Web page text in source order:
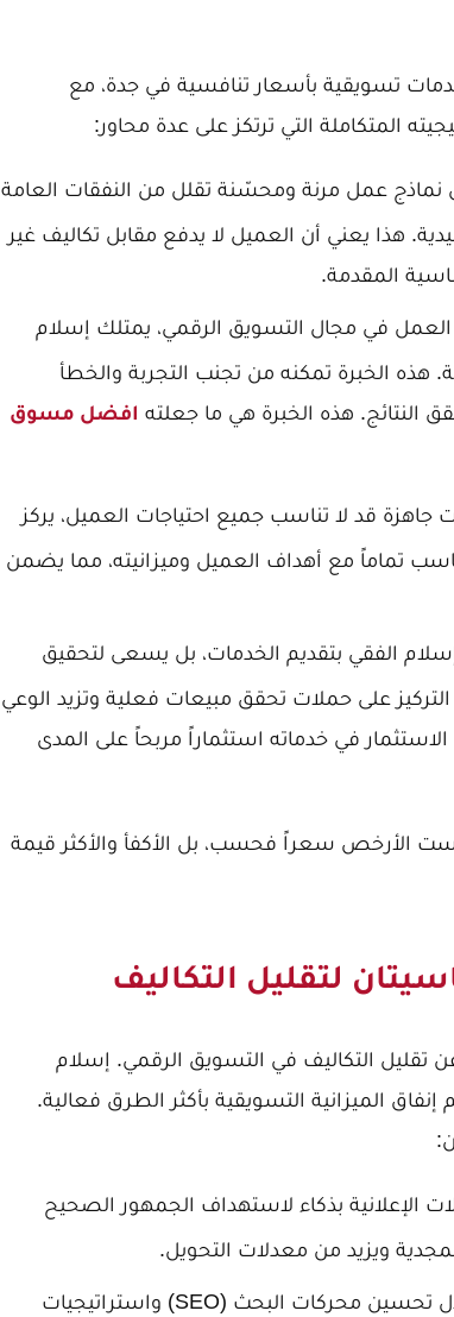
تسويقية بأسعار تنافسية في جدة، مع
المتكاملة التي ترتكز على عدة محاور:
نماذج عمل مرنة ومحسّنة تقلل من النفقات العامة
هذا يعني أن العميل لا يدفع مقابل تكاليف غير
المقدمة.
في مجال التسويق الرقمي، يمتلك إسلام
هذه الخبرة تمكنه من تجنب التجربة والخطأ
النتائج. هذه الخبرة هي ما جعلته افضل مسوق
جاهزة قد لا تناسب جميع احتياجات العميل، يركز
تماماً مع أهداف العميل وميزانيته، مما يضمن
الفقي بتقديم الخدمات، بل يسعى لتحقيق
على حملات تحقق مبيعات فعلية وتزيد الوعي
في خدماته استثماراً مربحاً على المدى
الأرخص سعراً فحسب، بل الأكفأ والأكثر قيمة
لتقليل التكاليف
تقليل التكاليف في التسويق الرقمي. إسلام
الميزانية التسويقية بأكثر الطرق فعالية.
الإعلانية بذكاء لاستهداف الجمهور الصحيح
ويزيد من معدلات التحويل.
من خلال تحسين محركات البحث (SEO) واستراتيجيات